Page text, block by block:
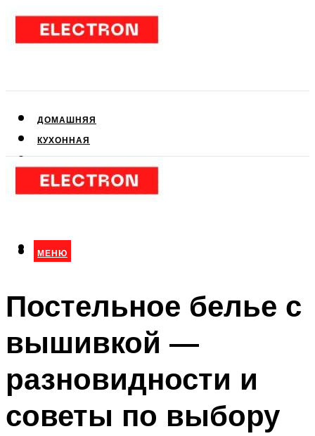
ДОМАШНЯЯ
КУХОННАЯ
КЛИМАТИЧЕСКАЯ
МЕНЮ
МЕНЮ
Постельное белье с
вышивкой —
разновидности и
советы по выбору